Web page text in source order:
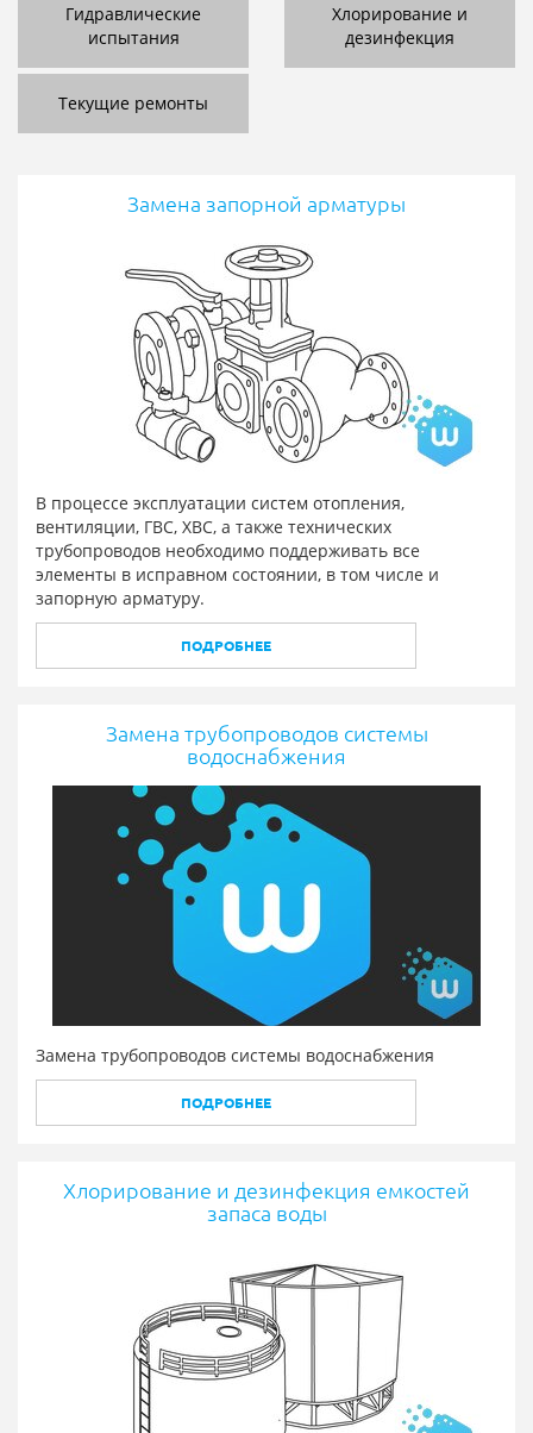
Гидравлические
испытания
Хлорирование и
дезинфекция
Текущие ремонты
Замена запорной арматуры
В процессе эксплуатации систем отопления,
вентиляции, ГВС, ХВС, а также технических
трубопроводов необходимо поддерживать все
элементы в исправном состоянии, в том числе и
запорную арматуру.
ПОДРОБНЕЕ
Замена трубопроводов системы
водоснабжения
Замена трубопроводов системы водоснабжения
ПОДРОБНЕЕ
Хлорирование и дезинфекция емкостей
запаса воды